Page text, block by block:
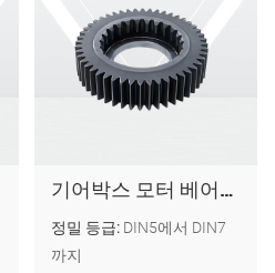
기어박스 모터 베어링용 공장 맞춤형 스테인리스 스틸 헬리컬 링 기어
정밀 등급: DIN5에서 DIN7
까지